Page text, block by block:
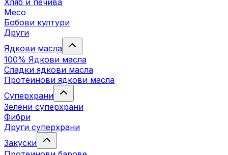
Хляб и печива
Месо
Бобови култури
Други
Ядкови масла
100% Ядкови масла
Сладки ядкови масла
Протеинови ядкови масла
Суперхрани
Зелени суперхрани
Фибри
Други суперхрани
3акуски